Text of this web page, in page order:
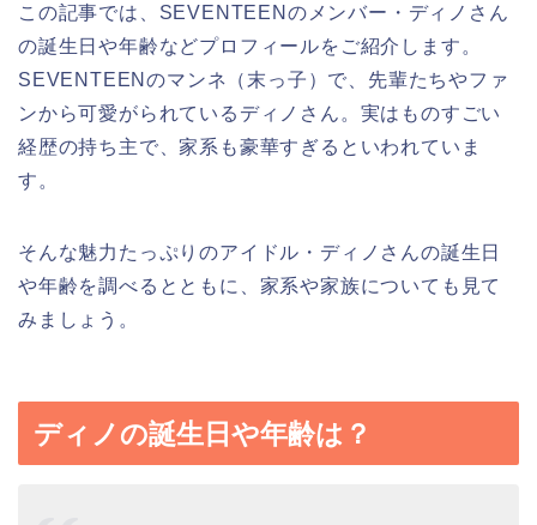
この記事では、SEVENTEENのメンバー・ディノさん
の誕生日や年齢などプロフィールをご紹介します。
SEVENTEENのマンネ（末っ子）で、先輩たちやファ
ンから可愛がられているディノさん。実はものすごい
経歴の持ち主で、家系も豪華すぎるといわれていま
す。
そんな魅力たっぷりのアイドル・ディノさんの誕生日
や年齢を調べるとともに、家系や家族についても見て
みましょう。
ディノの誕生日や年齢は？